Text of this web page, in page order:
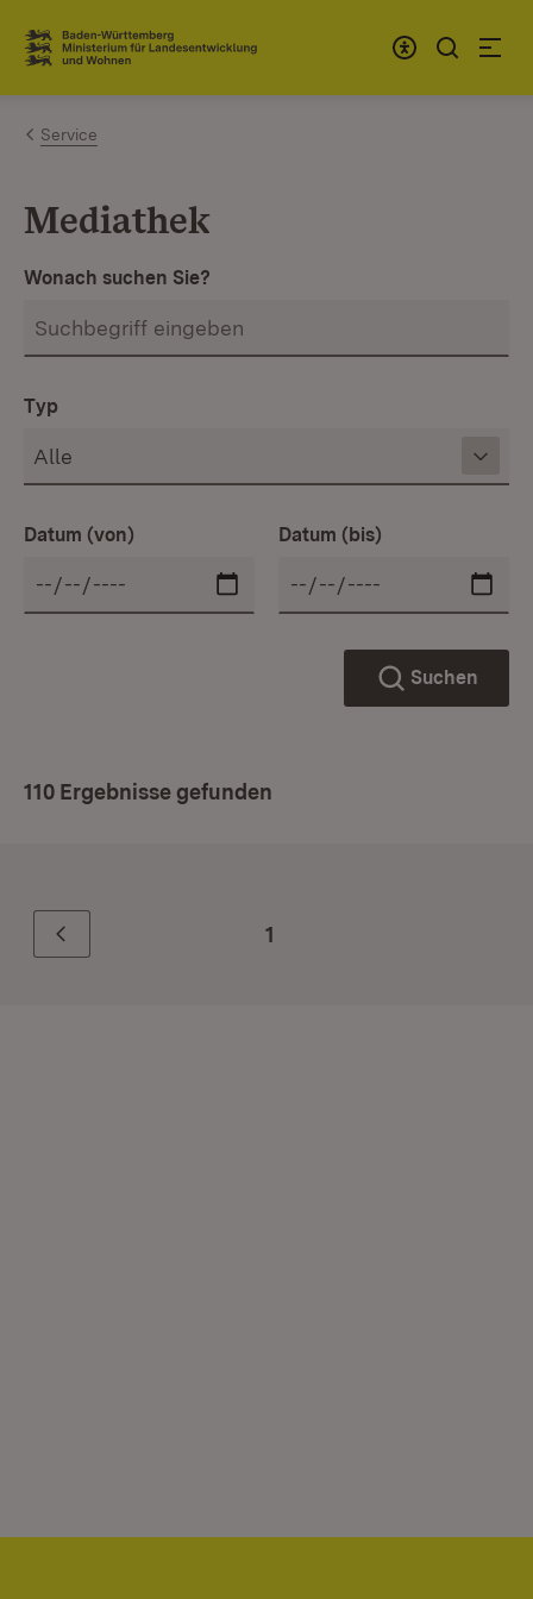
Zum Inhalt springen
Link zur Startseite
Service
Mediathek
Wonach suchen Sie?
Typ
Datum (von) Datum (bis)
Suchen
110 Ergebnisse gefunden
Zurück 1